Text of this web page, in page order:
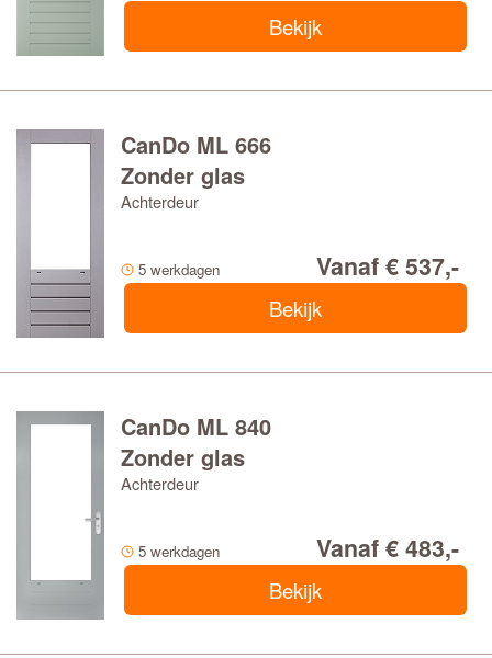
Bekijk
CanDo ML 666
Zonder glas
Achterdeur
5 werkdagen Vanaf € 537,-
Bekijk
CanDo ML 840
Zonder glas
Achterdeur
5 werkdagen Vanaf € 483,-
Bekijk